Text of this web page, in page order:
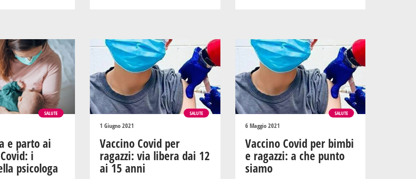
SALUTE
e parto ai
i
psicologa
SALUTE
1 Giugno 2021
Vaccino Covid per
ragazzi: via libera dai 12
ai 15 anni
SALUTE
6 Maggio 2021
Vaccino Covid per bimbi
e ragazzi: a che punto
siamo